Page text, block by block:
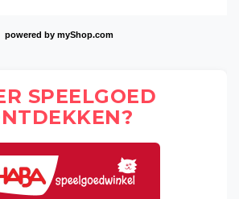
powered by myShop.com
SPEELGOED